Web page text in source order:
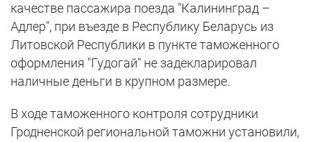
качестве пассажира поезда "Калининград –
Адлер", при въезде в Республику Беларусь из
Литовской Республики в пункте таможенного
оформления "Гудогай" не задекларировал
наличные деньги в крупном размере.
В ходе таможенного контроля сотрудники
Гродненской региональной таможни установили,